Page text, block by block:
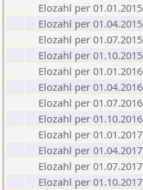
Elozahl per 01.01.2015
Elozahl per 01.04.2015
Elozahl per 01.07.2015
Elozahl per 01.10.2015
Elozahl per 01.01.2016
Elozahl per 01.04.2016
Elozahl per 01.07.2016
Elozahl per 01.10.2016
Elozahl per 01.01.2017
Elozahl per 01.04.2017
Elozahl per 01.07.2017
Elozahl per 01.10.2017